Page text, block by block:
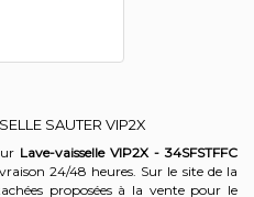
SAUTER VIP2X
Lave-vaisselle VIP2X - 34SFSTFFC
24/48 heures. Sur le site de la
proposées à la vente pour le